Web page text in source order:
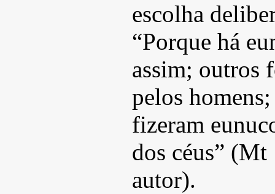
escolha
“Porque há
assim; outros
pelos
fizeram
dos céus”
autor).